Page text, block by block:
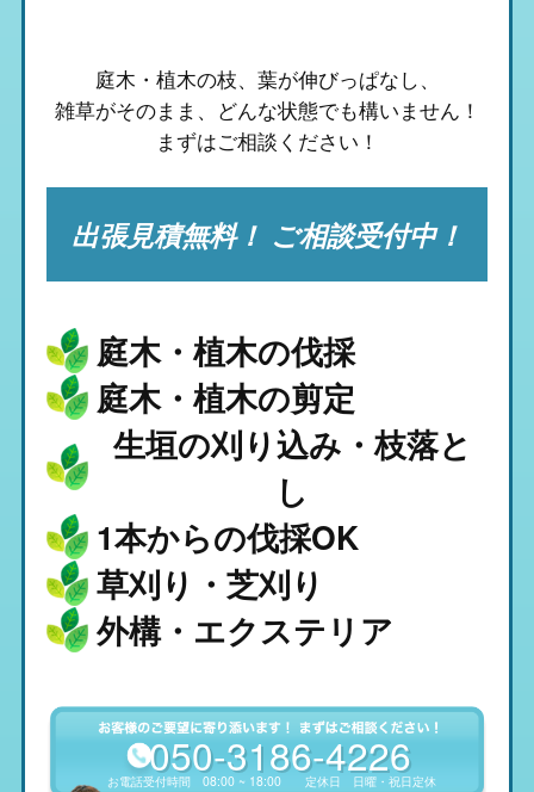
庭木・植木の枝、葉が伸びっぱなし、
雑草がそのまま、 どんな状態でも構いません！
まずはご相談ください！
出張見積無料！ ご相談受付中！
庭木・植木の伐採
1本からの伐採OK
庭木・植木の剪定
草刈り・芝刈り
生垣の刈り込み・枝落と
し
外構・エクステリア
050-3186-4226
お電話受付時間08:00 ~ 18:00 定休日 日曜・祝日定休